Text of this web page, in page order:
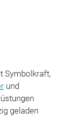
Symbolkraft,
und
geladen